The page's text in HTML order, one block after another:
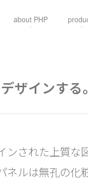
about PHP
ザインする。
ンされた上質な
ネルは無孔の